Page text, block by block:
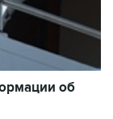
об